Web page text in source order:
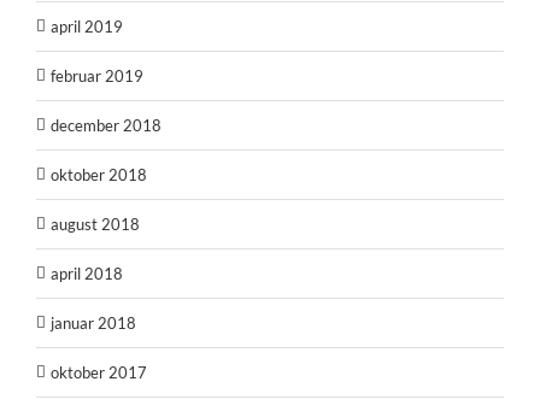
april 2019
februar 2019
december 2018
oktober 2018
august 2018
april 2018
januar 2018
oktober 2017